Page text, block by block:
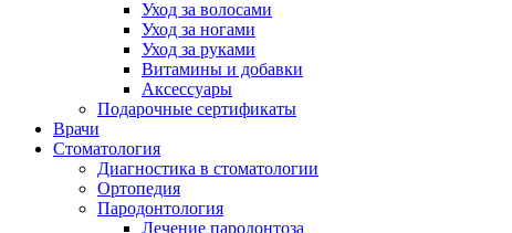
Уход за волосами
Уход за ногами
Уход за руками
Витамины и добавки
Аксессуары
Подарочные сертификаты
Врачи
Стоматология
Диагностика в стоматологии
Ортопедия
Пародонтология
Лечение пародонтоза